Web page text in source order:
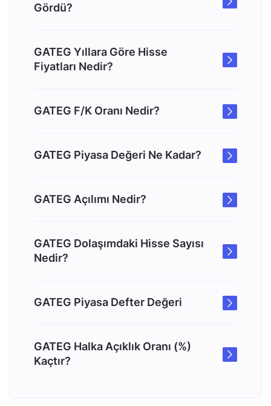
Gördü?
GATEG Yıllara Göre Hisse
Fiyatları Nedir?
GATEG F/K Oranı Nedir?
GATEG Piyasa Değeri Ne Kadar?
GATEG Açılımı Nedir?
GATEG Dolaşımdaki Hisse Sayısı
Nedir?
GATEG Piyasa Defter Değeri
GATEG Halka Açıklık Oranı (%)
Kaçtır?